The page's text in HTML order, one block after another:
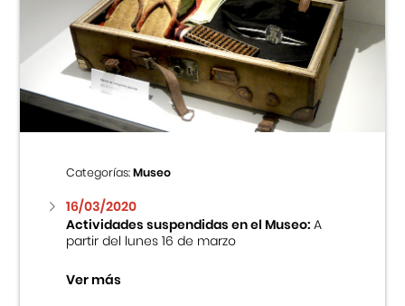
Categorías:Museo
16/03/2020
Actividades suspendidas en el Museo:A
partir del lunes 16 de marzo
Ver más